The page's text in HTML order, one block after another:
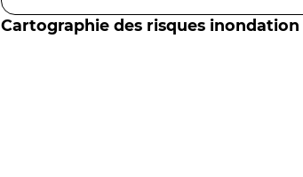
Cartographie des risques